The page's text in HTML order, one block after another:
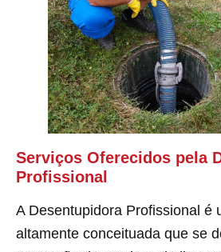
Serviços Oferecidos pela
Profissional
A Desentupidora Profissional é
altamente conceituada que se